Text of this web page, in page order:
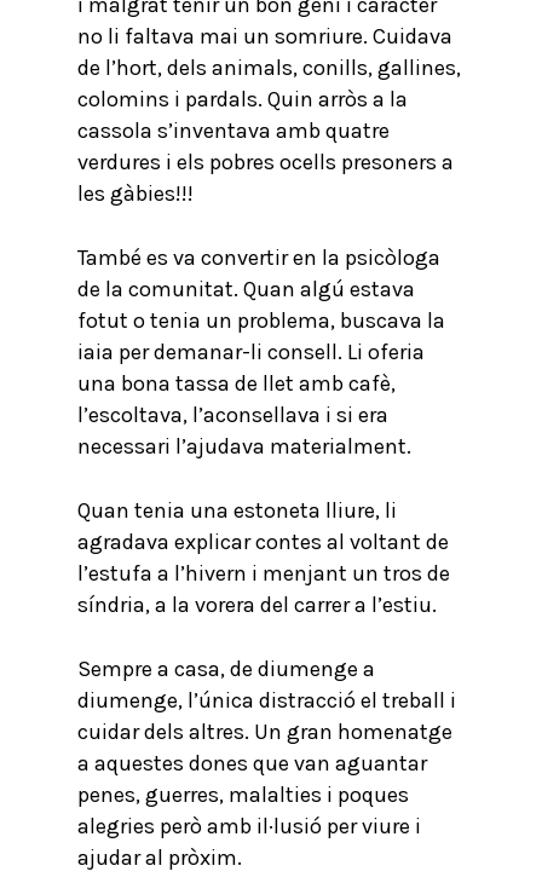
no li faltava mai un somriure. Cuidava
de l’hort, dels animals, conills, gallines,
colomins i pardals. Quin arròs a la
cassola s’inventava amb quatre
verdures i els pobres ocells presoners a
les gàbies!!!
També es va convertir en la psicòloga
de la comunitat. Quan algú estava
fotut o tenia un problema, buscava la
iaia per demanar-li consell. Li oferia
una bona tassa de llet amb cafè,
l’escoltava, l’aconsellava i si era
necessari l’ajudava materialment.
Quan tenia una estoneta lliure, li
agradava explicar contes al voltant de
l’estufa a l’hivern i menjant un tros de
síndria, a la vorera del carrer a l’estiu.
Sempre a casa, de diumenge a
diumenge, l’única distracció el treball i
cuidar dels altres. Un gran homenatge
a aquestes dones que van aguantar
penes, guerres, malalties i poques
alegries però amb il·lusió per viure i
ajudar al pròxim.